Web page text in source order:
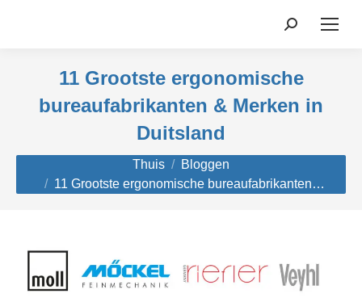
11 Grootste ergonomische
bureaufabrikanten & Merken in
Duitsland
Je bent hier: Thuis
Bloggen
11 Grootste ergonomische bureaufabrikanten…